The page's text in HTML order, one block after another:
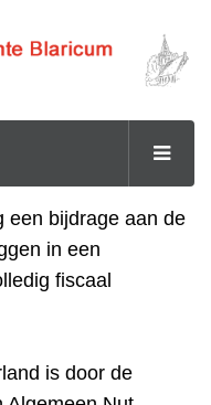
een bijdrage aan de
in een
fiscaal
is door de